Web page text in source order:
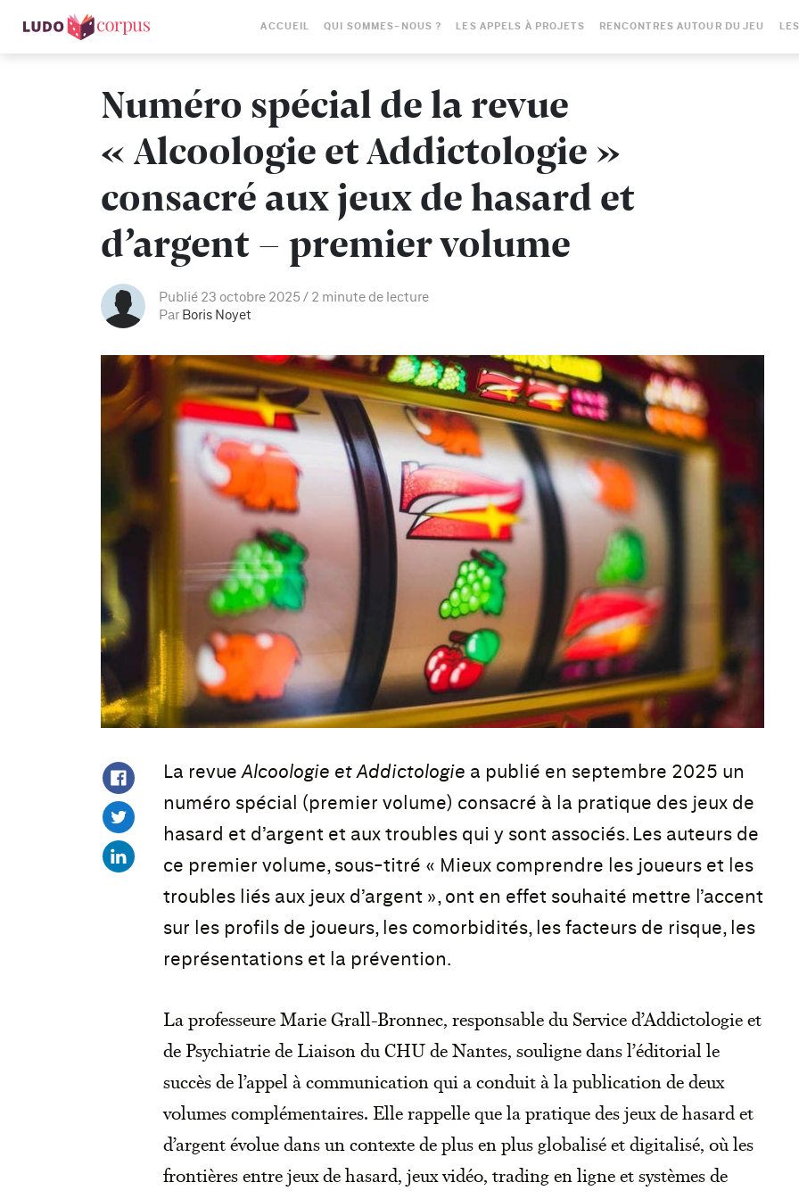
ACCUEIL QUI SOMMES-NOUS ? LES APPELS À PROJETS RENCONTRES AUTOUR DU JEU
Numéro spécial de la revue
« Alcoologie et Addictologie »
consacré aux jeux de hasard et
d’argent – premier volume
Publié 23 octobre 2025
2 minute de lecture
Par Boris Noyet
La revueAlcoologie et Addictologie a publié en septembre 2025 un
numéro spécial (premier volume) consacré à la pratique des jeux de
hasard et d’argent et aux troubles qui y sont associés. Les auteurs de
ce premier volume, sous-titré « Mieux comprendre les joueurs et les
troubles liés aux jeux d’argent », ont en effet souhaité mettre l’accent
sur les profils de joueurs, les comorbidités, les facteurs de risque, les
représentations et la prévention.
La professeure Marie Grall-Bronnec, responsable du Service d’Addictologie et
de Psychiatrie de Liaison du CHU de Nantes, souligne dans l’éditorial le
succès de l’appel à communication qui a conduit à la publication de deux
volumes complémentaires. Elle rappelle que la pratique des jeux de hasard et
d’argent évolue dans un contexte de plus en plus globalisé et digitalisé, où les
frontières entre jeux de hasard, jeux vidéo, trading en ligne et systèmes de